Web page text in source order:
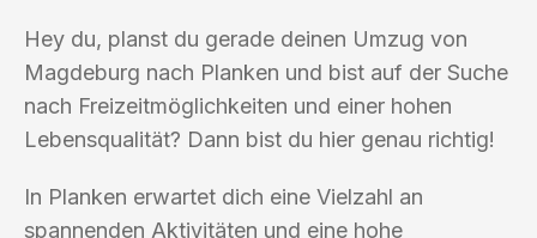
Hey du, planst du gerade deinen Umzug von
Magdeburg nach Planken und bist auf der Suche
nach Freizeitmöglichkeiten und einer hohen
Lebensqualität? Dann bist du hier genau richtig!
In Planken erwartet dich eine Vielzahl an
spannenden Aktivitäten und eine hohe